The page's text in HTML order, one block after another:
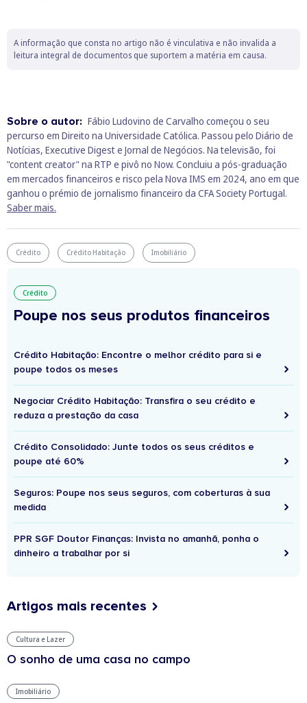
A informação que consta no artigo não é vinculativa e não invalida a
leitura integral de documentos que suportem a matéria em causa.
Sobre o autor: Fábio Ludovino de Carvalho começou o seu
percurso em Direito na Universidade Católica. Passou pelo Diário de
Notícias, Executive Digest e Jornal de Negócios. Na televisão, foi
"content creator" na RTP e pivô no Now. Concluiu a pós-graduação
em mercados financeiros e risco pela Nova IMS em 2024, ano em que
ganhou o prémio de jornalismo financeiro da CFA Society Portugal.
Saber mais.
Crédito Crédito Habitação Imobiliário
Crédito
Poupe nos seus produtos financeiros
Crédito Habitação: Encontre o melhor crédito para si e
poupe todos os meses
Negociar Crédito Habitação: Transfira o seu crédito e
reduza a prestação da casa
Crédito Consolidado: Junte todos os seus créditos e
poupe até 60%
Seguros: Poupe nos seus seguros, com coberturas à sua
medida
PPR SGF Doutor Finanças: Invista no amanhã, ponha o
dinheiro a trabalhar por si
Artigos mais recentes
Cultura e Lazer
O sonho de uma casa no campo
Imobiliário